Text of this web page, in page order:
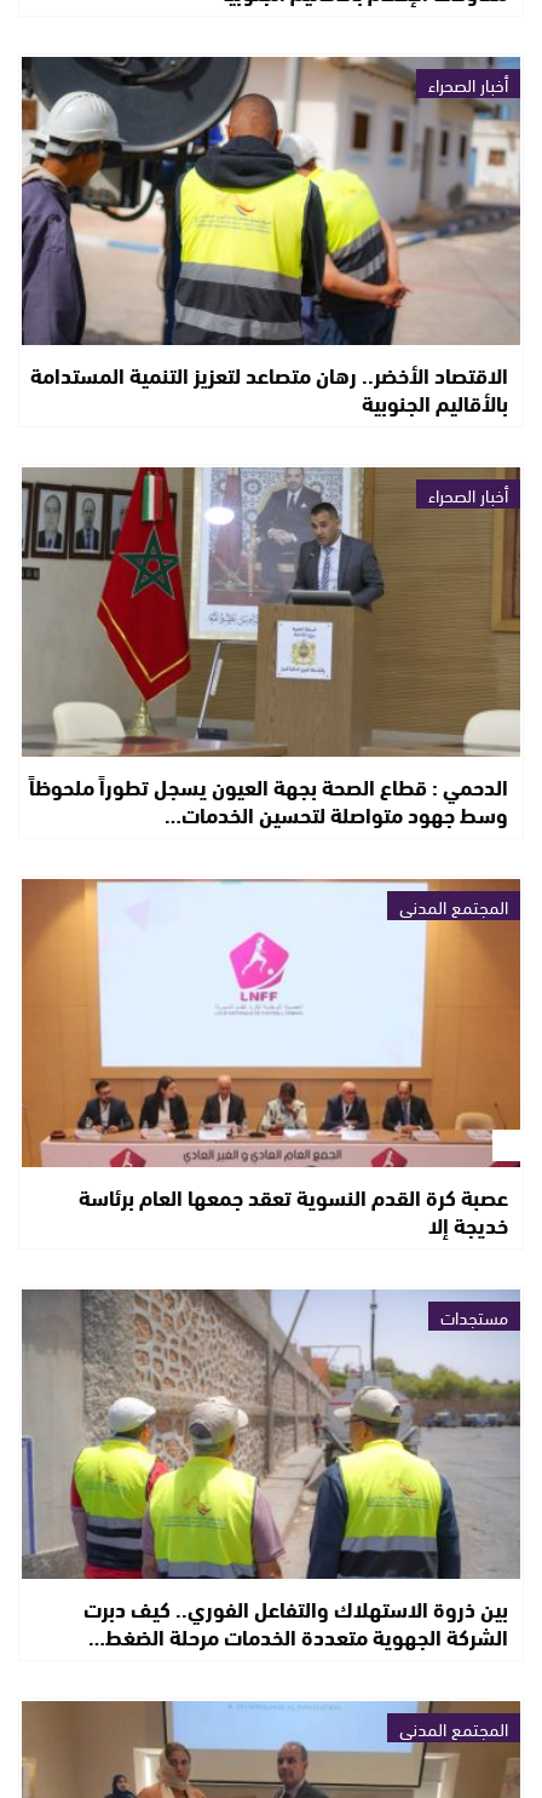
أخبار الصحراء
الاقتصاد الأخضر.. رهان متصاعد لتعزيز التنمية المستدامة
بالأقاليم الجنوبية
أخبار الصحراء
الدحمي : قطاع الصحة بجهة العيون يسجل تطوراً ملحوظاً
وسط جهود متواصلة لتحسين الخدمات…
المجتمع المدني
عصبة كرة القدم النسوية تعقد جمعها العام برئاسة
خديجة إلا
مستجدات
بين ذروة الاستهلاك والتفاعل الفوري.. كيف دبرت
الشركة الجهوية متعددة الخدمات مرحلة الضغط…
المجتمع المدني